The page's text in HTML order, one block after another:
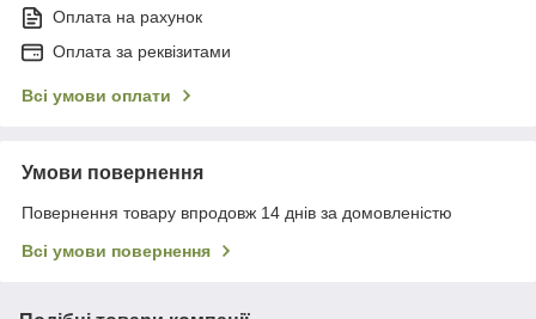
Оплата на рахунок
Оплата за реквізитами
Всі умови оплати
Умови повернення
Повернення товару впродовж 14 днів за домовленістю
Всі умови повернення